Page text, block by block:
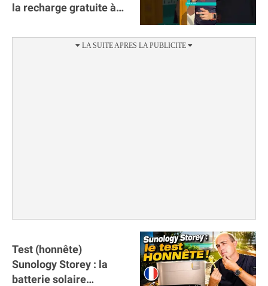
la recharge gratuite à
électriques de Gironde
Test (honnête)
Sunology Storey : la
batterie solaire